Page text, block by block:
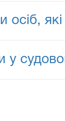
осіб,
у